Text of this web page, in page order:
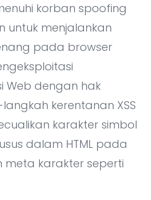
korban spoofing
untuk menjalankan
pada browser
Web dengan hak
kerentanan XSS
karakter simbol
dalam HTML pada
meta karakter seperti